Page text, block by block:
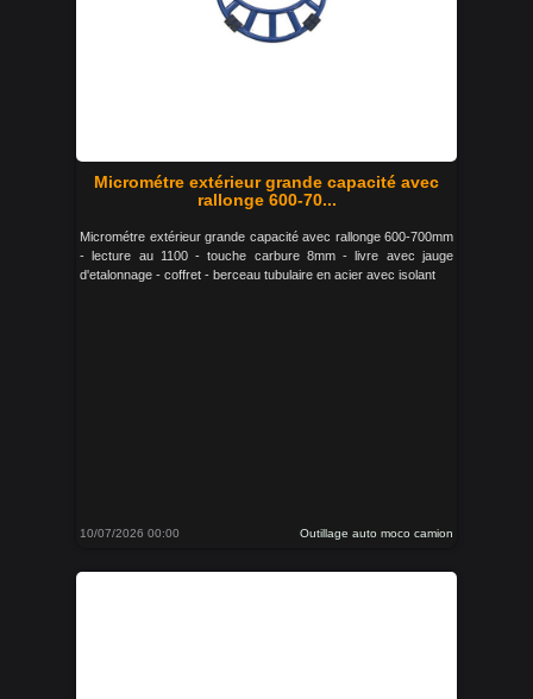
Micrométre extérieur grande capacité avec
rallonge 600-70...
Micrométre extérieur grande capacité avec rallonge 600-700mm
- lecture au 1100 - touche carbure 8mm - livre avec jauge
d'etalonnage - coffret - berceau tubulaire en acier avec isolant
10/07/2026 00:00 Outillage auto moco camion